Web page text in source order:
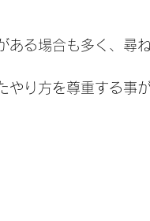
る場合も多く、尋
やり方を尊重する事